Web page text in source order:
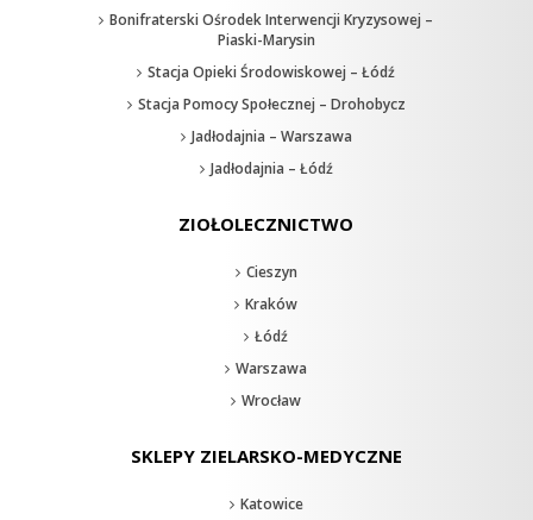
Bonifraterski Ośrodek Interwencji Kryzysowej –
Piaski-Marysin
Stacja Opieki Środowiskowej – Łódź
Stacja Pomocy Społecznej – Drohobycz
Jadłodajnia – Warszawa
Jadłodajnia – Łódź
ZIOŁOLECZNICTWO
Cieszyn
Kraków
Łódź
Warszawa
Wrocław
SKLEPY ZIELARSKO-MEDYCZNE
Katowice